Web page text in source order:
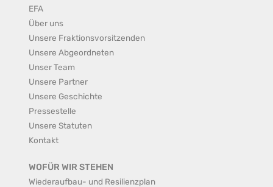
EFA
Über uns
Unsere Fraktionsvorsitzenden
Unsere Abgeordneten
Unser Team
Unsere Partner
Unsere Geschichte
Pressestelle
Unsere Statuten
Kontakt
WOFÜR WIR STEHEN
Wiederaufbau- und Resilienzplan